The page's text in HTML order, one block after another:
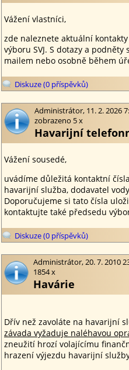
Vážení vlastníci,
zde naleznete aktuální
výboru SVJ. S dotazy a
mailem nebo osobně během
Diskuze (0 příspěvků)
Administrátor, 11. 2. 2026
zobrazeno 5 x
Havarijní
Vážení sousedé,
uvádíme důležitá kontaktní
havarijní služba, dodavatel
Doporučujeme si tato čísla
kontaktujte také předsedu
Diskuze (0 příspěvků)
Administrátor, 20. 7. 2010
1854 x
Havárie
Dřív než zavoláte na havarijní
závada vyžaduje naléhavou
zneužití hrozí volajícímu
hrazení výjezdu havarijní